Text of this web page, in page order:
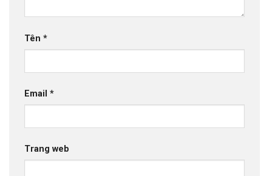
Tên *
Email *
Trang web